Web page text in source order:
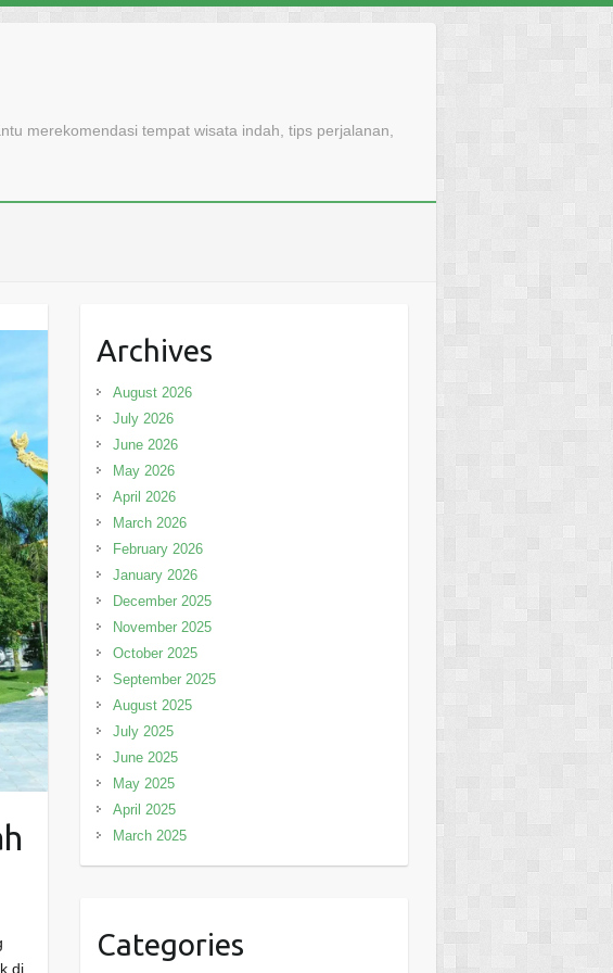
merekomendasi tempat wisata indah, tips perjalanan,
di
Archives
August 2026
July 2026
June 2026
May 2026
April 2026
March 2026
February 2026
January 2026
December 2025
November 2025
October 2025
September 2025
August 2025
July 2025
June 2025
May 2025
April 2025
March 2025
Categories